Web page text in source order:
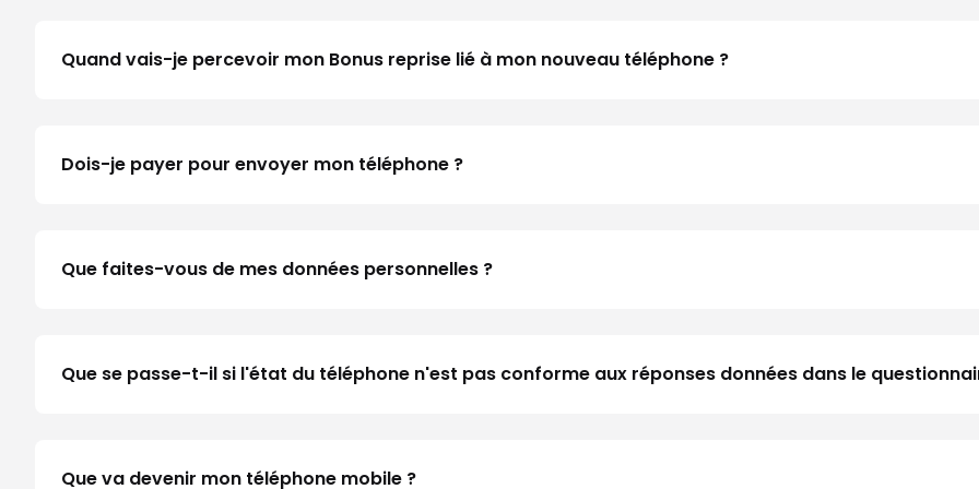
Quand vais-je percevoir mon Bonus reprise lié à mon nouveau téléphone ?
Dois-je payer pour envoyer mon téléphone ?
Que faites-vous de mes données personnelles ?
Que se passe-t-il si l'état du téléphone n'est pas conforme aux réponses données dans le
Que va devenir mon téléphone mobile ?